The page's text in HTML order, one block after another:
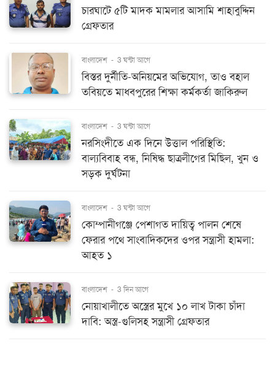
চারঘাটে ৫টি মাদক মামলার আসামি শাহাবুদ্দিন
গ্রেফতার
বাংলাদেশ - 3 ঘন্টা আগে
বিস্তর দুর্নীতি-অনিয়মের অভিযোগ, তাও বহাল
তবিয়তে মাধবপুরের শিক্ষা কর্মকর্তা জাকিরুল
বাংলাদেশ - 3 ঘন্টা আগে
নরসিংদীতে এক দিনে উত্তাল পরিস্থিতি:
বাল্যবিবাহ বন্ধ, নিষিদ্ধ ছাত্রলীগের মিছিল, খুন ও
সড়ক দুর্ঘটনা
বাংলাদেশ - 3 ঘন্টা আগে
কোম্পানীগঞ্জে পেশাগত দায়িত্ব পালন শেষে
ফেরার পথে সাংবাদিকদের ওপর সন্ত্রাসী হামলা:
আহত ১
বাংলাদেশ - 3 দিন আগে
নোয়াখালীতে অস্ত্রের মুখে ১০ লাখ টাকা চাঁদা
দাবি: অস্ত্র-গুলিসহ সন্ত্রাসী গ্রেফতার